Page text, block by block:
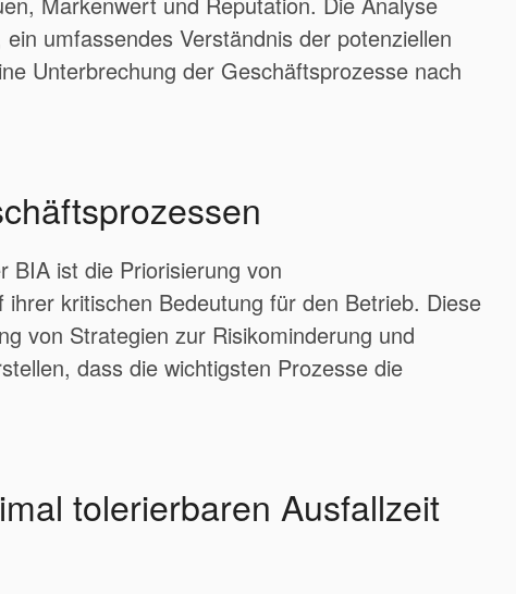
umfassendes Verständnis der potenziellen
Unterbrechung der Geschäftsprozesse nach
BIA ist die Priorisierung von
kritischen Bedeutung für den Betrieb. Diese
von Strategien zur Risikominderung und
dass die wichtigsten Prozesse die
tolerierbaren Ausfallzeit